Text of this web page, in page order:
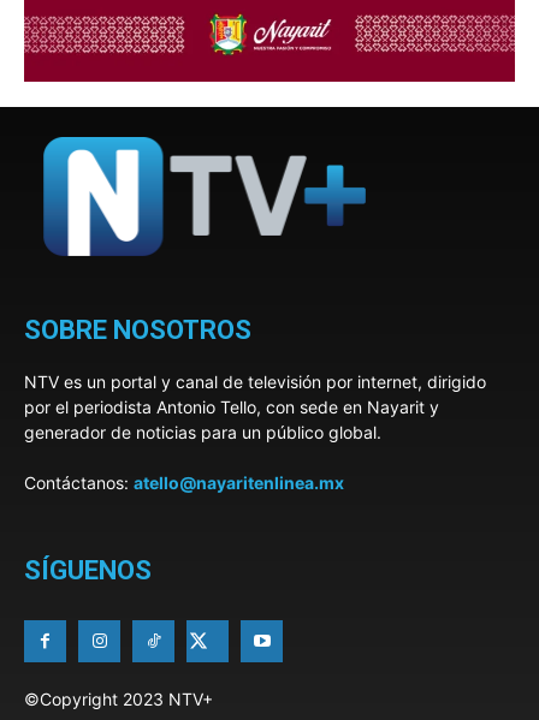
SOBRE NOSOTROS
NTV es un portal y canal de televisión por internet, dirigido
por el periodista Antonio Tello, con sede en Nayarit y
generador de noticias para un público global.
Contáctanos: atello@nayaritenlinea.mx
SÍGUENOS
©Copyright 2023 NTV+